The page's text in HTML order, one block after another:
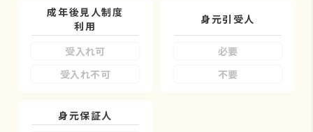
成年後見人制度
利用
受入れ可
受入れ不可
身元引受人
必要
不要
身元保証人